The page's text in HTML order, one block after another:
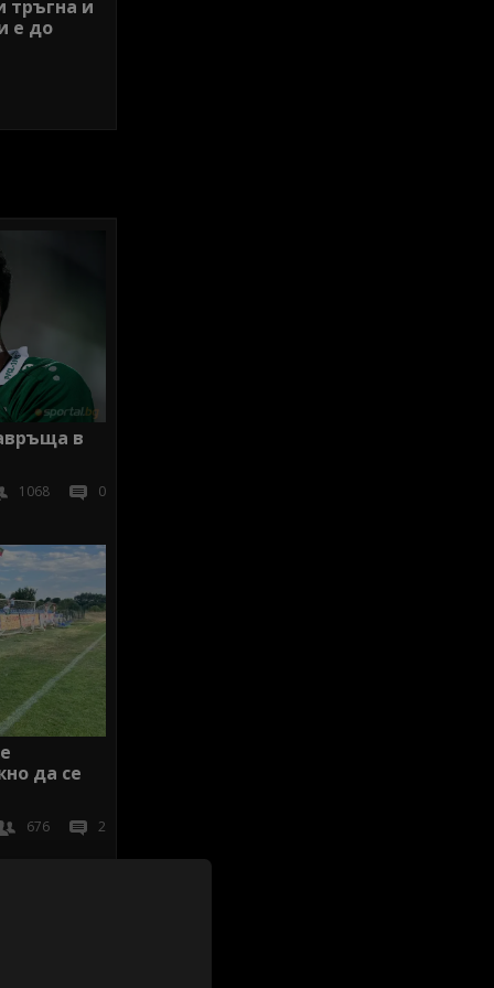
тръгна и
е до
в
1068 0
да се
676 2